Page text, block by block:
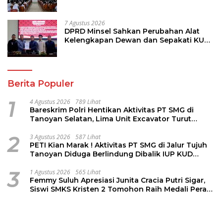
7 Agustus 2026
DPRD Minsel Sahkan Perubahan Alat
Kelengkapan Dewan dan Sepakati KUA-
Berita Populer
1 4 Agustus 2026 789 Lihat
Bareskrim Polri Hentikan Aktivitas PT SMG di
Tanoyan Selatan, Lima Unit Excavator Turut
2 3 Agustus 2026 587 Lihat
PETI Kian Marak ! Aktivitas PT SMG di Jalur Tujuh
Tanoyan Diduga Berlindung Dibalik IUP KUD
3 1 Agustus 2026 565 Lihat
Femmy Suluh Apresiasi Junita Cracia Putri Sigar,
Siswi SMKS Kristen 2 Tomohon Raih Medali Perak